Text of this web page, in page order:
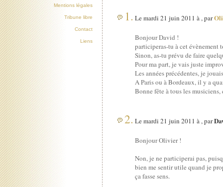
1. Le mardi 21 juin 2011 à , par
Bonjour David !
participeras-tu à cet évènement
Sinon, as-tu prévu de faire
Pour ma part, je vais juste
Les années précédentes, je
A Paris ou à Bordeaux, il y a
Bonne fête à tous les musiciens,
2. Le mardi 21 juin 2011 à , par
Bonjour Olivier !
Non, je ne participerai pas,
bien me sentir utile quand je
ça fasse sens.
Mentions légales
Tribune libre
Contact
Liens